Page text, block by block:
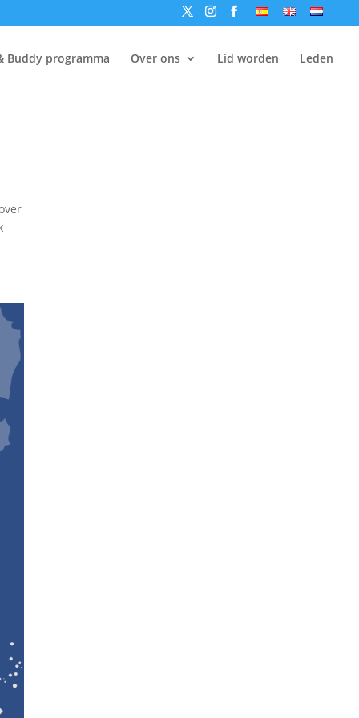
Buddy programma Over ons Lid worden Leden